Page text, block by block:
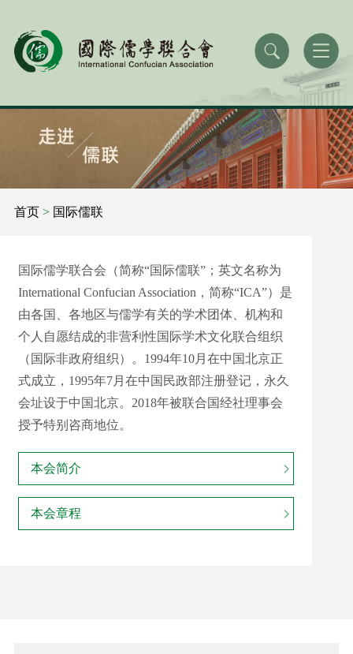
首页> 国际儒联
国际儒学联合会（简称“国际儒联”；英文名称为
International Confucian Association，简称“ICA”）是
由各国、各地区与儒学有关的学术团体、机构和
个人自愿结成的非营利性国际学术文化联合组织
（国际非政府组织）。1994年10月在中国北京正
式成立，1995年7月在中国民政部注册登记，永久
会址设于中国北京。2018年被联合国经社理事会
授予特别咨商地位。
本会简介
本会章程